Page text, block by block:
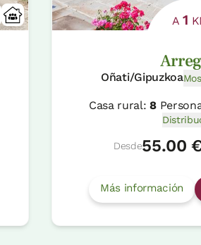
A1
Oñati/Gipuzkoa
Casa rural:8
Desde55.00
Más información